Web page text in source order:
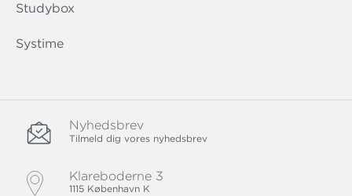
Studybox
Systime
Nyhedsbrev
Tilmeld dig vores nyhedsbrev
Klareboderne 3
1115 København K